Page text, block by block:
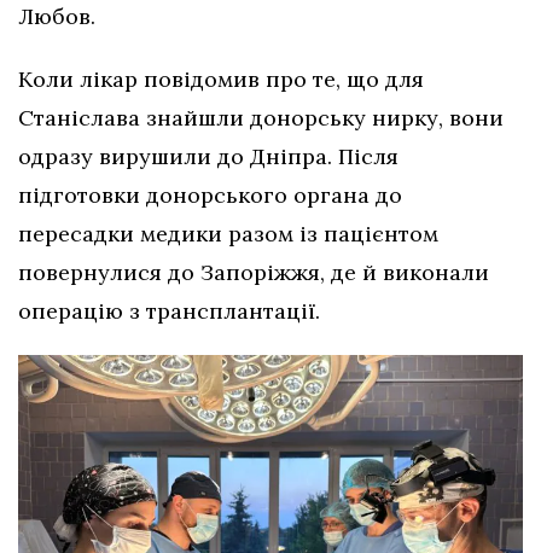
Любов.
Коли лікар повідомив про те, що для
Станіслава знайшли донорську нирку, вони
одразу вирушили до Дніпра. Після
підготовки донорського органа до
пересадки медики разом із пацієнтом
повернулися до Запоріжжя, де й виконали
операцію з трансплантації.